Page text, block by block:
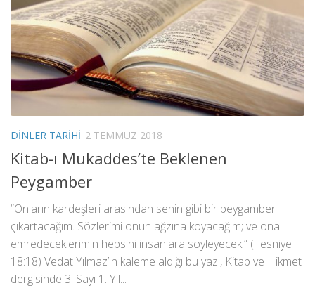
DINLER TARIHI 2 TEMMUZ 2018
Kitab-ı Mukaddes’te Beklenen
Peygamber
“Onların kardeşleri arasından senin gibi bir peygamber
çıkartacağım. Sözlerimi onun ağzına koyacağım; ve ona
emredeceklerimin hepsini insanlara söyleyecek.” (Tesniye
18:18) Vedat Yılmaz’ın kaleme aldığı bu yazı, Kitap ve Hikmet
dergisinde 3. Sayı 1. Yıl...